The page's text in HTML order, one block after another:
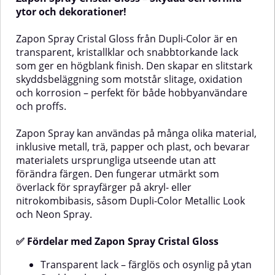
metall, trä, papper och plast. Den
bevarar materialets ursprungliga
utseende samtidigt som den ger
en diskret och sofistikerad yta.
Zapon Spray Satin Matt fungerar
även utmärkt som överlack för
sprayfärger på akryl- eller
nitrokombibasis, såsom Dupli-
Color Metallic Look och Neon
Spray.✅ Fördelar med Zapon
– färglös och osynlig på
ytanSnabbtorkandeSkyddar mot
oxidationMångsidig användning
på metall, trä, plast, papper
m.m.Sidenmatt finishVäder- och
UV-beständigRep- och stötsäker
efter torkningVanliga
användningsområdenFörsegla
konstverk eller dekorationer som
målade ytor med ett extra
halm, torra
dekorationer och gör-det-själv-
projekt.✅ Fördelar med Gold
Look SpraySnabbtorkande och
enkel att användaHög glans och
vacker guldfinishLångvarig färg
som tål nötning och
avtorkningFäster på flera ytor
beständigReptålig, stöttålig och
hållbarLämpliga underlagGold
Look Spray fungerar utmärkt
på användningsområdenAnvänd
guldsprayen för att:Förgylla
ramar, ljusstakar eller
speglarDekorera möbler,
effekter på nya eller gamla
ytor och dekorationer!
Zapon Spray Cristal Gloss från Dupli-Color är en
transparent, kristallklar och snabbtorkande lack
som ger en högblank finish. Den skapar en slitstark
skyddsbeläggning som motstår slitage, oxidation
och korrosion – perfekt för både hobbyanvändare
och proffs.
Zapon Spray kan användas på många olika material,
inklusive metall, trä, papper och plast, och bevarar
materialets ursprungliga utseende utan att
förändra färgen. Den fungerar utmärkt som
överlack för sprayfärger på akryl- eller
nitrokombibasis, såsom Dupli-Color Metallic Look
och Neon Spray.
✅ Fördelar med Zapon Spray Cristal Gloss
Transparent lack – färglös och osynlig på ytan